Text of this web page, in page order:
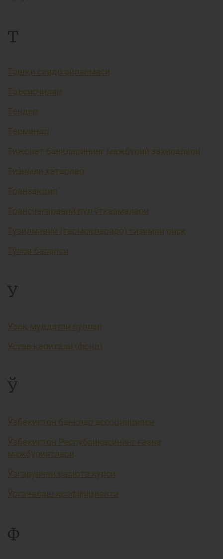
Т
Ташқи савдо айланмаси
Таъсисчилар
Тендер
Терминал
Тижорат банкларининг мажбурий заҳиралари
Тизимли хатарлар
Транзакция
Трансчегаравий пул ўтказмалари
Тузилмавий (тармоқлараро) тизимли риск
Тўлов баланси
У
Узоқ муддатли пуллар
Устав капитали (фонд)
Ў
Ўзбекистон банклар ассоцияцияси
Ўзбекистон Республикасининг ғазна
мажбуриятлари
Ўзгарувчан валюта курси
Ўртачалаш коэффициенти
Ф